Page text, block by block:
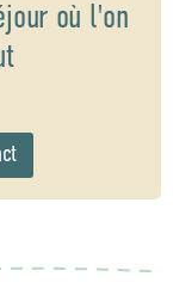
où l'on